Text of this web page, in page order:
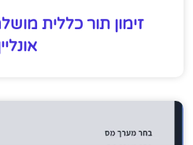
זימון תור כללית